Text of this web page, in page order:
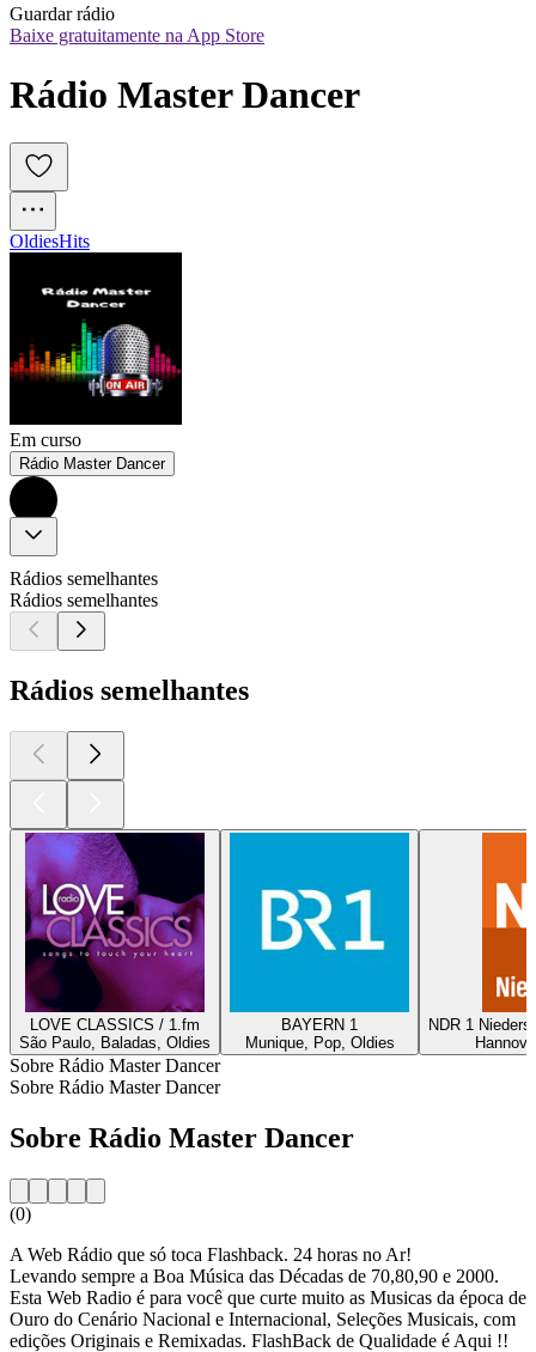
Guardar rádio
Baixe gratuitamente na App Store
Rádio Master Dancer
OldiesHits
Em curso
Rádio Master Dancer
Rádios semelhantes
Rádios semelhantes
Rádios semelhantes
LOVE CLASSICS / 1.fm
São Paulo, Baladas, Oldies
BAYERN 1
Munique, Pop, Oldies
NDR 1
Sobre Rádio Master Dancer
Sobre Rádio Master Dancer
Sobre Rádio Master Dancer
(0)
A Web Rádio que só toca Flashback. 24 horas no Ar!
Levando sempre a Boa Música das Décadas de 70,80,90 e 2000.
Esta Web Radio é para você que curte muito as Musicas da época de
Ouro do Cenário Nacional e Internacional, Seleções Musicais, com
edições Originais e Remixadas. FlashBack de Qualidade é Aqui !!